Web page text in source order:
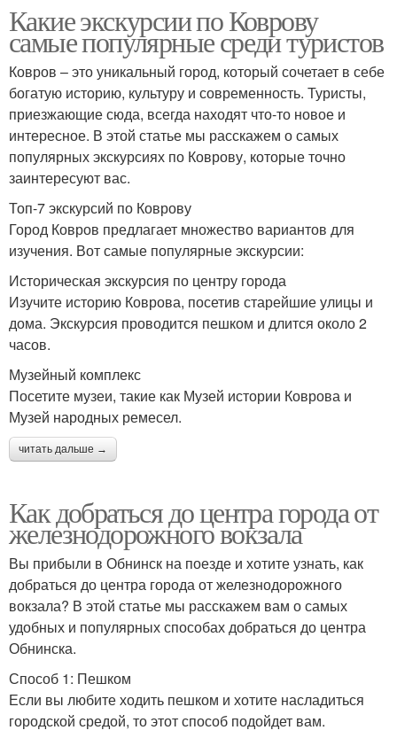
Какие экскурсии по Коврову
самые популярные среди туристов
Ковров – это уникальный город, который сочетает в себе
богатую историю, культуру и современность. Туристы,
приезжающие сюда, всегда находят что-то новое и
интересное. В этой статье мы расскажем о самых
популярных экскурсиях по Коврову, которые точно
заинтересуют вас.
Топ-7 экскурсий по Коврову
Город Ковров предлагает множество вариантов для
изучения. Вот самые популярные экскурсии:
Историческая экскурсия по центру города
Изучите историю Коврова, посетив старейшие улицы и
дома. Экскурсия проводится пешком и длится около 2
часов.
Музейный комплекс
Посетите музеи, такие как Музей истории Коврова и
Музей народных ремесел.
читать дальше →
Как добраться до центра города от
железнодорожного вокзала
Вы прибыли в Обнинск на поезде и хотите узнать, как
добраться до центра города от железнодорожного
вокзала? В этой статье мы расскажем вам о самых
удобных и популярных способах добраться до центра
Обнинска.
Способ 1: Пешком
Если вы любите ходить пешком и хотите насладиться
городской средой, то этот способ подойдет вам.